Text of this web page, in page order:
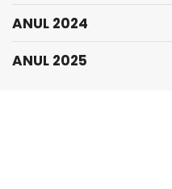
ANUL 2024
ANUL 2025